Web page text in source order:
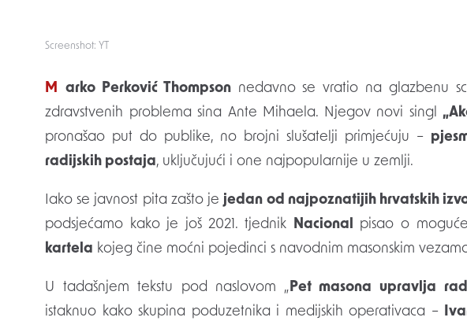
Screenshot: YT
Marko Perković Thompsonnedavno se vratio na glazbenu
zdravstvenih problema sina Ante Mihaela. Njegov novi singl
pronašao put do publike, no brojni slušatelji primjećuju –
radijskih postaja, uključujući i one najpopularnije u zemlji.
Iako se javnost pita zašto jejedan od najpoznatijih hrvatskih
podsjećamo kako je još 2021. tjednik Nacional pisao o
kartela kojeg čine moćni pojedinci s navodnim masonskim
U tadašnjem tekstu pod naslovom „Pet masona upravlja
istaknuo kako skupina poduzetnika i medijskih operativaca –